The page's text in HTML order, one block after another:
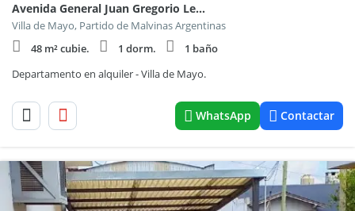
Avenida General Juan Gregorio Lemos 1917
Villa de Mayo, Partido de Malvinas Argentinas
48 m² cubie.
1 dorm.
1 baño
Departamento en alquiler - Villa de Mayo.
WhatsApp Contactar